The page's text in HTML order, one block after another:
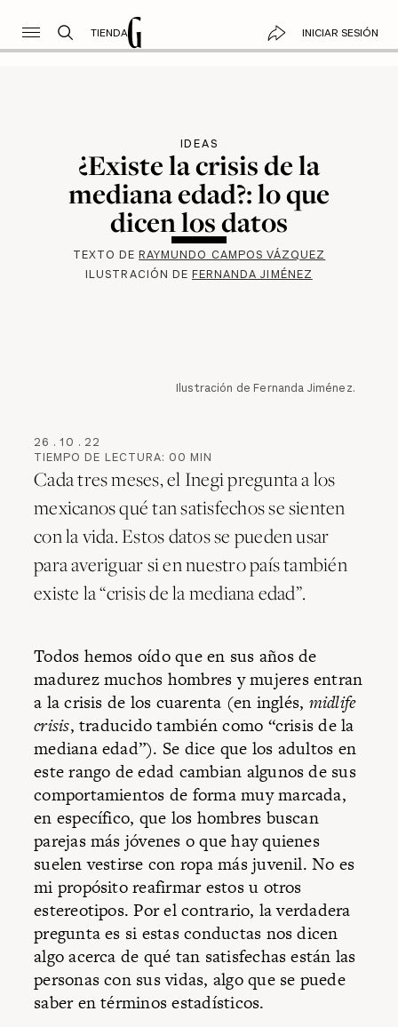
TIENDA INICIAR SESIÓN
IDEAS
¿Existe la crisis de la
mediana edad?: lo que
dicen los datos
TEXTO DERAYMUNDO CAMPOS VÁZQUEZ
ILUSTRACIÓN DE FERNANDA JIMÉNEZ
Ilustración de Fernanda Jiménez.
26 . 10 . 22
TIEMPO DE LECTURA: 00 MIN
Cada tres meses, el Inegi pregunta a los
mexicanos qué tan satisfechos se sienten
con la vida. Estos datos se pueden usar
para averiguar si en nuestro país también
existe la “crisis de la mediana edad”.
Todos hemos oído que en sus años de
madurez muchos hombres y mujeres entran
a la crisis de los cuarenta (en inglés, midlife
crisis, traducido también como “crisis de la
mediana edad”). Se dice que los adultos en
este rango de edad cambian algunos de sus
comportamientos de forma muy marcada,
en específico, que los hombres buscan
parejas más jóvenes o que hay quienes
suelen vestirse con ropa más juvenil. No es
mi propósito reafirmar estos u otros
estereotipos. Por el contrario, la verdadera
pregunta es si estas conductas nos dicen
algo acerca de qué tan satisfechas están las
personas con sus vidas, algo que se puede
saber en términos estadísticos.